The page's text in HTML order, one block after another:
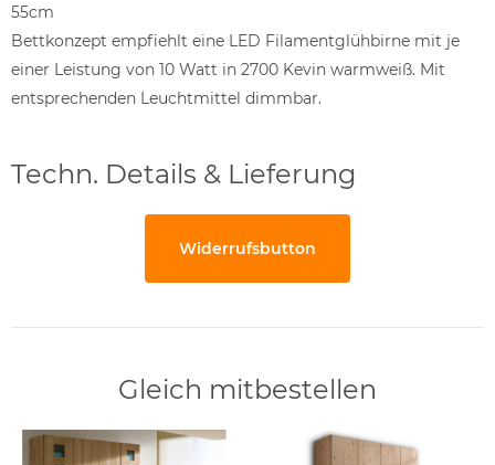
55cm
Bettkonzept empfiehlt eine LED Filamentglühbirne mit je
einer Leistung von 10 Watt in 2700 Kevin warmweiß. Mit
entsprechenden Leuchtmittel dimmbar.
Techn. Details & Lieferung
Widerrufsbutton
Gleich mitbestellen